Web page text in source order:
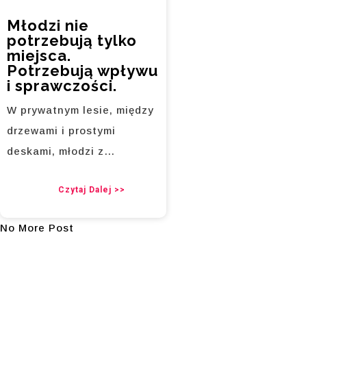
Młodzi nie
potrzebują tylko
miejsca.
Potrzebują wpływu
i sprawczości.
W prywatnym lesie, między
drzewami i prostymi
deskami, młodzi z…
Czytaj Dalej >>
No More Post